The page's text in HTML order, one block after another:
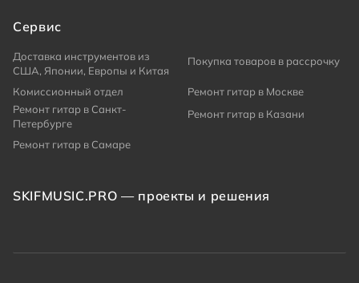
Сервис
Доставка инструментов из
США, Японии, Европы и Китая
Покупка товаров в рассрочку
Комиссионный отдел
Ремонт гитар в Москве
Ремонт гитар в Санкт-
Петербурге
Ремонт гитар в Казани
Ремонт гитар в Самаре
SKIFMUSIC.PRO — проекты и решения